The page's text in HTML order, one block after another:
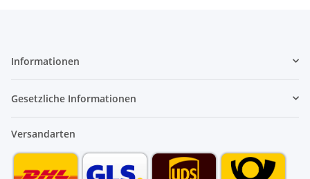
Informationen
Gesetzliche Informationen
Versandarten